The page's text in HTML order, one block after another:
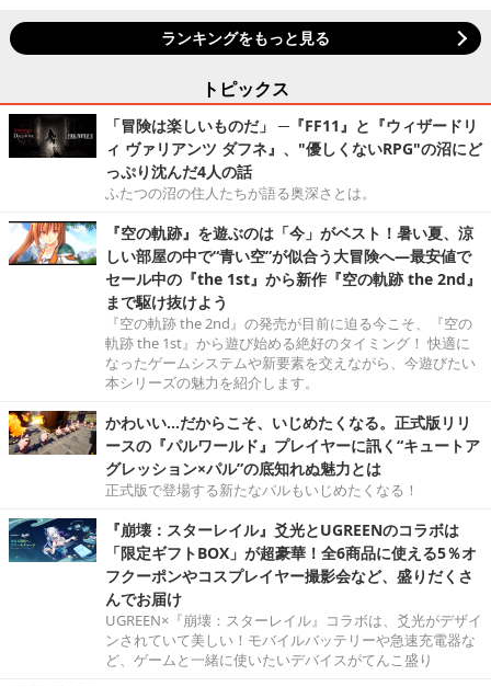
ランキングをもっと見る
トピックス
「冒険は楽しいものだ」 ─『FF11』と『ウィザードリ
ィ ヴァリアンツ ダフネ』、"優しくないRPG"の沼にど
っぷり沈んだ4人の話
ふたつの沼の住人たちが語る奥深さとは。
『空の軌跡』を遊ぶのは「今」がベスト！暑い夏、涼
しい部屋の中で“青い空”が似合う大冒険へ―最安値で
セール中の『the 1st』から新作『空の軌跡 the 2nd』
まで駆け抜けよう
『空の軌跡 the 2nd』の発売が目前に迫る今こそ、『空の
軌跡 the 1st』から遊び始める絶好のタイミング！ 快適に
なったゲームシステムや新要素を交えながら、今遊びたい
本シリーズの魅力を紹介します。
かわいい…だからこそ、いじめたくなる。正式版リリ
ースの『パルワールド』プレイヤーに訊く“キュートア
グレッション×パル”の底知れぬ魅力とは
正式版で登場する新たなパルもいじめたくなる！
『崩壊：スターレイル』爻光とUGREENのコラボは
「限定ギフトBOX」が超豪華！全6商品に使える5％オ
フクーポンやコスプレイヤー撮影会など、盛りだくさ
んでお届け
UGREEN×『崩壊：スターレイル』コラボは、爻光がデザイ
ンされていて美しい！モバイルバッテリーや急速充電器な
ど、ゲームと一緒に使いたいデバイスがてんこ盛り